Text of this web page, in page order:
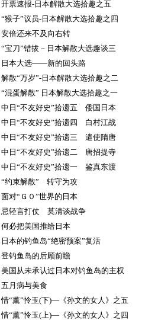
开票速报-日本解散大选拾趣之五
“猴子”议员-日本解散大选拾趣之四
安倍还来不及向右转
“宝刀”错拔－日本解散大选趣谈三
日本大选——新的回头路
解散“万岁”-日本解散大选拾趣之二
“混蛋解散” 日本解散大选拾趣之一
中日“不友好史”拾遗五 倭国日本
中日“不友好史”拾遗四 白村江战
中日“不友好史”拾遗三 遣使隋唐
中日“不友好史”拾遗二 唐招提寺
中日“不友好史”拾遗一 鉴真东渡
“约束解散” 转守为攻
面对“Ｇ０”世界的日本
忌轻言打仗 莫清谈战争
何必把美国推给日本
日本的钓鱼岛“绝密预案”复活
登钓鱼岛的后顾前瞻
美国从未承认过日本对钓鱼岛的主权
五月病与美食
惜“薰”怜玉(下)—《孙文的女人》之五
惜“薰”怜玉(上)—《孙文的女人》之四